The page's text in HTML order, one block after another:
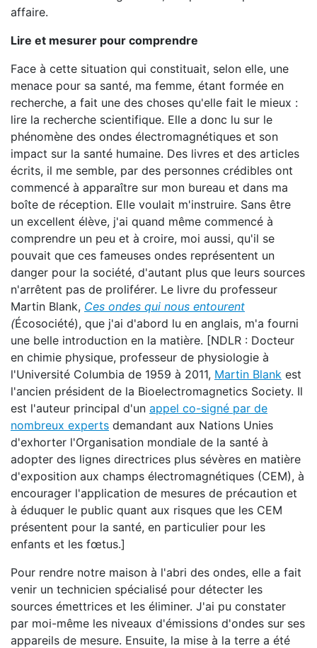
affaire.
Lire et mesurer pour comprendre
Face à cette situation qui constituait, selon elle, une
menace pour sa santé, ma femme, étant formée en
recherche, a fait une des choses qu'elle fait le mieux :
lire la recherche scientifique. Elle a donc lu sur le
phénomène des ondes électromagnétiques et son
impact sur la santé humaine. Des livres et des articles
écrits, il me semble, par des personnes crédibles ont
commencé à apparaître sur mon bureau et dans ma
boîte de réception. Elle voulait m'instruire. Sans être
un excellent élève, j'ai quand même commencé à
comprendre un peu et à croire, moi aussi, qu'il se
pouvait que ces fameuses ondes représentent un
danger pour la société, d'autant plus que leurs sources
n'arrêtent pas de proliférer. Le livre du professeur
Martin Blank, Ces ondes qui nous entourent
(Écosociété), que j'ai d'abord lu en anglais, m'a fourni
une belle introduction en la matière. [NDLR : Docteur
en chimie physique, professeur de physiologie à
l'Université Columbia de 1959 à 2011, Martin Blank est
l'ancien président de la Bioelectromagnetics Society. Il
est l'auteur principal d'un appel co-signé par de
nombreux experts demandant aux Nations Unies
d'exhorter l'Organisation mondiale de la santé à
adopter des lignes directrices plus sévères en matière
d'exposition aux champs électromagnétiques (CEM), à
encourager l'application de mesures de précaution et
à éduquer le public quant aux risques que les CEM
présentent pour la santé, en particulier pour les
enfants et les fœtus.]
Pour rendre notre maison à l'abri des ondes, elle a fait
venir un technicien spécialisé pour détecter les
sources émettrices et les éliminer. J'ai pu constater
par moi-même les niveaux d'émissions d'ondes sur ses
appareils de mesure. Ensuite, la mise à la terre a été